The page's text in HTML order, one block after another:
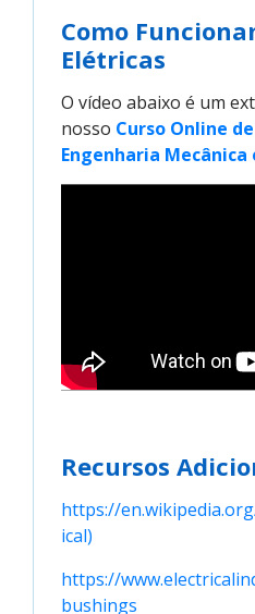
Como
Elétricas
O vídeo abaixo é um
nosso Curso Online
Engenharia Mecânica
Recursos
https://
ical)
https://
bushings